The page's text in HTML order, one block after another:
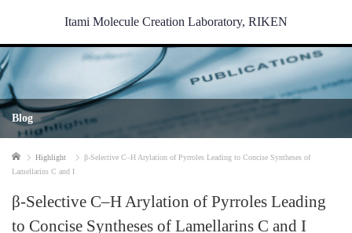
Itami Molecule Creation Laboratory, RIKEN
Blog
Home Highlight
β-Selective C–H Arylation of Pyrroles Leading to Concise Syntheses of
Lamellarins C and I
β-Selective C–H Arylation of Pyrroles Leading
to Concise Syntheses of Lamellarins C and I